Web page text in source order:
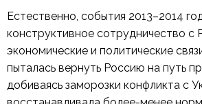
Естественно, события 2013–2014
конструктивное сотрудничество с
экономические и политические
пыталась вернуть Россию на путь
добиваясь заморозки конфликта с